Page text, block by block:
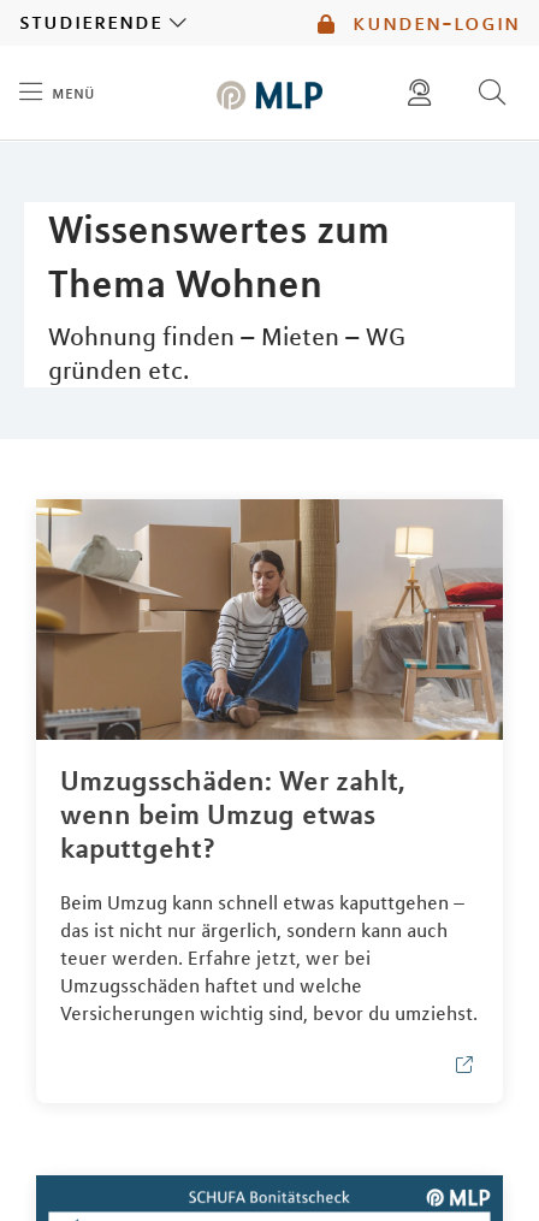
kunden-login
studierende
menü
Wissenswertes zum
Thema Wohnen
Wohnung finden – Mieten – WG
gründen etc.
Umzugsschäden: Wer zahlt,
wenn beim Umzug etwas
kaputtgeht?
Beim Umzug kann schnell etwas kaputtgehen –
das ist nicht nur ärgerlich, sondern kann auch
teuer werden. Erfahre jetzt, wer bei
Umzugsschäden haftet und welche
Versicherungen wichtig sind, bevor du umziehst.